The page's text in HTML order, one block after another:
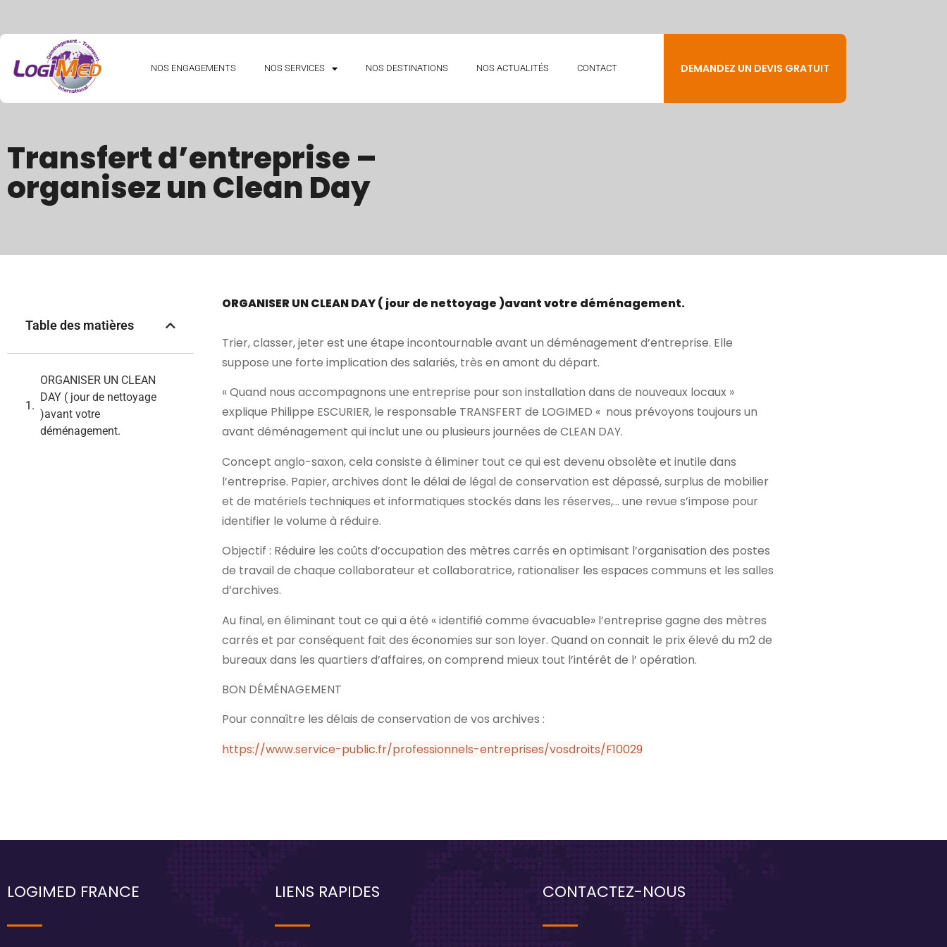
NOS ENGAGEMENTS NOS SERVICES NOS DESTINATIONS NOS ACTUALITÉS CONTACT DEMANDEZ UN DEVIS GRATUIT
Transfert d’entreprise –
organisez un Clean Day
Table des matières
ORGANISER UN CLEAN
DAY ( jour de nettoyage
)avant votre
déménagement.
ORGANISER UN CLEAN DAY ( jour de nettoyage )avant votre déménagement.
Trier, classer, jeter est une étape incontournable avant un déménagement d’entreprise. Elle
suppose une forte implication des salariés, très en amont du départ.
« Quand nous accompagnons une entreprise pour son installation dans de nouveaux locaux »
explique Philippe ESCURIER, le responsable TRANSFERT de LOGIMED « nous prévoyons toujours un
avant déménagement qui inclut une ou plusieurs journées de CLEAN DAY.
Concept anglo-saxon, cela consiste à éliminer tout ce qui est devenu obsolète et inutile dans
l’entreprise. Papier, archives dont le délai de légal de conservation est dépassé, surplus de mobilier
et de matériels techniques et informatiques stockés dans les réserves,… une revue s’impose pour
identifier le volume à réduire.
Objectif : Réduire les coûts d’occupation des mètres carrés en optimisant l’organisation des postes
de travail de chaque collaborateur et collaboratrice, rationaliser les espaces communs et les salles
d’archives.
Au final, en éliminant tout ce qui a été « identifié comme évacuable» l’entreprise gagne des mètres
carrés et par conséquent fait des économies sur son loyer. Quand on connait le prix élevé du m2 de
bureaux dans les quartiers d’affaires, on comprend mieux tout l’intérêt de l’ opération.
BON DÉMÉNAGEMENT
Pour connaître les délais de conservation de vos archives :
https://www.service-public.fr/professionnels-entreprises/vosdroits/F10029
LOGIMED FRANCE LIENS RAPIDES CONTACTEZ-NOUS